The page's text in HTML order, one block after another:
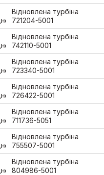
Відновлена турбіна
721204-5001
Відновлена турбіна
742110-5001
Відновлена турбіна
723340-5001
Відновлена турбіна
726422-5001
Відновлена турбіна
711736-5051
Відновлена турбіна
755507-5001
Відновлена турбіна
804986-5001